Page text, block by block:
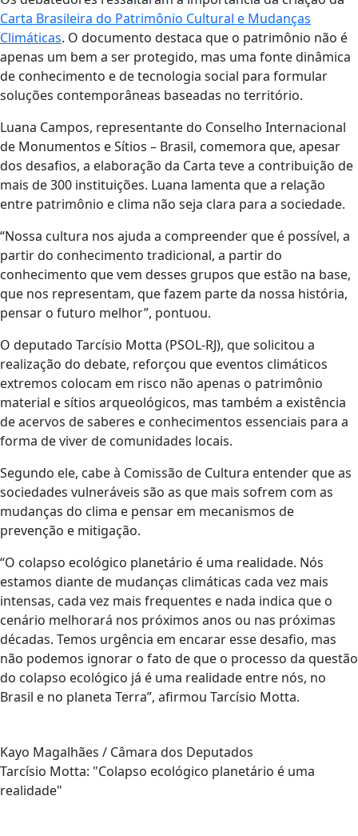
Carta Brasileira do Patrimônio Cultural e Mudanças
Climáticas. O documento destaca que o patrimônio não é
apenas um bem a ser protegido, mas uma fonte dinâmica
de conhecimento e de tecnologia social para formular
soluções contemporâneas baseadas no território.
Luana Campos, representante do Conselho Internacional
de Monumentos e Sítios – Brasil, comemora que, apesar
dos desafios, a elaboração da Carta teve a contribuição de
mais de 300 instituições. Luana lamenta que a relação
entre patrimônio e clima não seja clara para a sociedade.
“Nossa cultura nos ajuda a compreender que é possível, a
partir do conhecimento tradicional, a partir do
conhecimento que vem desses grupos que estão na base,
que nos representam, que fazem parte da nossa história,
pensar o futuro melhor”, pontuou.
O deputado Tarcísio Motta (PSOL-RJ), que solicitou a
realização do debate, reforçou que eventos climáticos
extremos colocam em risco não apenas o patrimônio
material e sítios arqueológicos, mas também a existência
de acervos de saberes e conhecimentos essenciais para a
forma de viver de comunidades locais.
Segundo ele, cabe à Comissão de Cultura entender que as
sociedades vulneráveis são as que mais sofrem com as
mudanças do clima e pensar em mecanismos de
prevenção e mitigação.
“O colapso ecológico planetário é uma realidade. Nós
estamos diante de mudanças climáticas cada vez mais
intensas, cada vez mais frequentes e nada indica que o
cenário melhorará nos próximos anos ou nas próximas
décadas. Temos urgência em encarar esse desafio, mas
não podemos ignorar o fato de que o processo da questão
do colapso ecológico já é uma realidade entre nós, no
Brasil e no planeta Terra”, afirmou Tarcísio Motta.
Kayo Magalhães / Câmara dos Deputados
Tarcísio Motta: "Colapso ecológico planetário é uma
realidade"